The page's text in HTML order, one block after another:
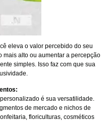
eleva o valor percebido do seu
mais alto ou aumentar a percepção
simples. Isso faz com que sua
é sua versatilidade.
de mercado e nichos de
floriculturas, cosméticos